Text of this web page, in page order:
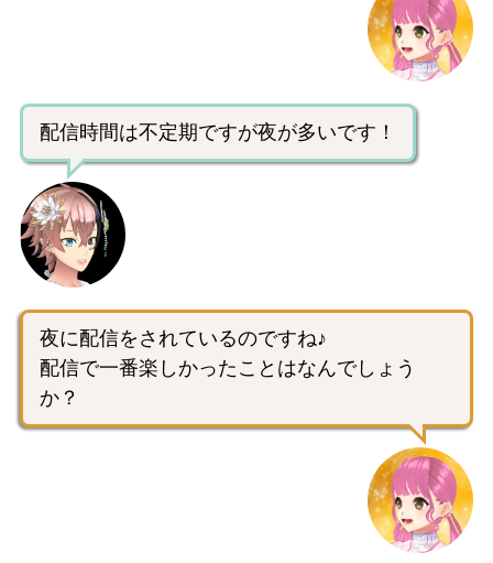
配信時間は不定期ですが夜が多いです！
夜に配信をされているのですね♪
配信で一番楽しかったことはなんでしょう
か？